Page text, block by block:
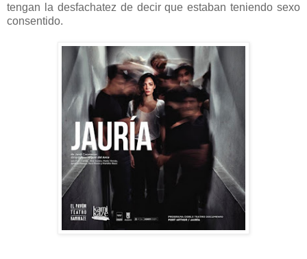
tengan la desfachatez de decir que estaban teniendo sexo
consentido.